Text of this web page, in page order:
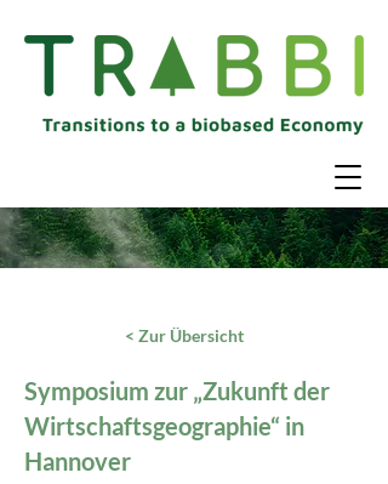
< Zur Übersicht
Symposium zur „Zukunft der
Wirtschaftsgeographie“ in
Hannover